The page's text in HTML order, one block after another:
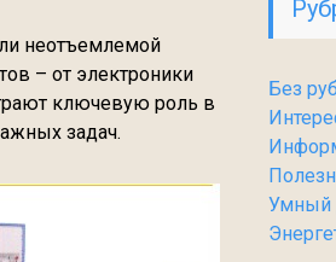
неотъемлемой
– от электроники
ключевую роль в
задач.
Без
Умный